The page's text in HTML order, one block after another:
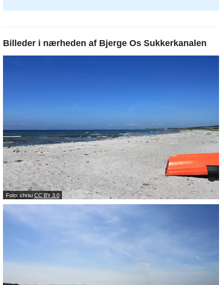
Billeder i nærheden af Bjerge Os Sukkerkanalen
Foto: chrisi CC BY 3.0